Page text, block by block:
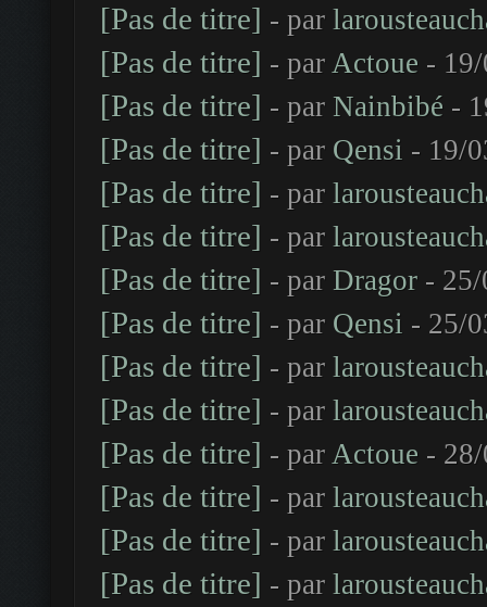
[Pas de titre] - par
[Pas de titre] - par Actoue -
[Pas de titre] - par Nainbibé -
[Pas de titre] - par Qensi - 19/
[Pas de titre] - par
[Pas de titre] - par
[Pas de titre] - par Dragor -
[Pas de titre] - par Qensi - 25/
[Pas de titre] - par
[Pas de titre] - par
[Pas de titre] - par Actoue -
[Pas de titre] - par
[Pas de titre] - par
[Pas de titre] - par